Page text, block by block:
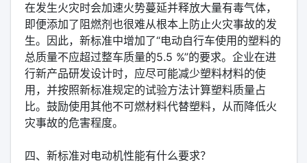
在发生火灾时会加速火势蔓延并释放大量有毒气体，
即便添加了阻燃剂也很难从根本上防止火灾事故的发
生。因此，新标准中增加了“电动自行车使用的塑料的
总质量不应超过整车质量的5.5 %”的要求。企业在进
行新产品研发设计时，应尽可能减少塑料材料的使
用，并按照新标准规定的试验方法计算塑料质量占
比。鼓励使用其他不可燃材料代替塑料，从而降低火
灾事故的危害程度。
四、新标准对电动机性能有什么要求？